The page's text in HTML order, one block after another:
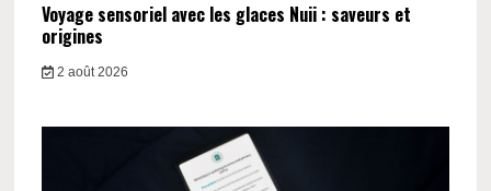
Voyage sensoriel avec les glaces Nuii : saveurs et
origines
2 août 2026